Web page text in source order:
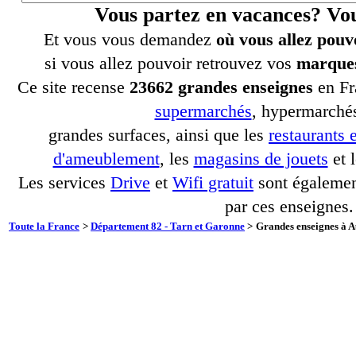
Vous partez en vacances?
Et vous vous demandez où vous allez
si vous allez pouvoir retrouvez vos
Ce site recense 23662 grandes enseignes en
supermarchés,
grandes surfaces, ainsi que les restaurants
d'ameublement, les magasins de jouets et
Les services Drive et Wifi gratuit sont
par ces enseignes.
Toute la France > Département 82 - Tarn et Garonne > Grandes enseignes à